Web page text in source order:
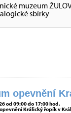
muzeum
sbírky
opevnění
od 09:00 do 17:00 hod.
Králický řopík v